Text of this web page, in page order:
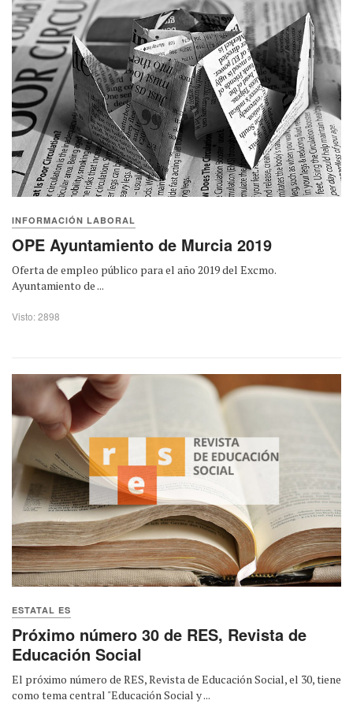
INFORMACIÓN LABORAL
OPE Ayuntamiento de Murcia 2019
Oferta de empleo público para el año 2019 del Excmo.
Ayuntamiento de ...
Visto: 2898
ESTATAL ES
Próximo número 30 de RES, Revista de
Educación Social
El próximo número de RES, Revista de Educación Social, el 30, tiene
como tema central "Educación Social y ...